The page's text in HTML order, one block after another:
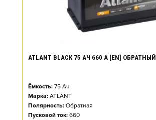
ATLANT BLACK 75 АЧ 660 А [EN] ОБРАТНЫЙ
Ёмкость: 75 Ач
Марка: ATLANT
Полярность: Обратная
Пусковой ток: 660